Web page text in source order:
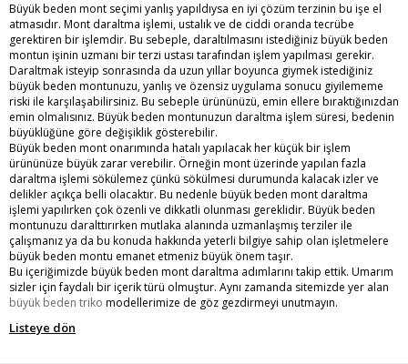
Büyük beden mont seçimi yanlış yapıldıysa en iyi çözüm terzinin bu işe el
atmasıdır. Mont daraltma işlemi, ustalık ve de ciddi oranda tecrübe
gerektiren bir işlemdir. Bu sebeple, daraltılmasını istediğiniz büyük beden
montun işinin uzmanı bir terzi ustası tarafından işlem yapılması gerekir.
Daraltmak isteyip sonrasında da uzun yıllar boyunca giymek istediğiniz
büyük beden montunuzu, yanlış ve özensiz uygulama sonucu giyilememe
riski ile karşılaşabilirsiniz. Bu sebeple ürününüzü, emin ellere bıraktığınızdan
emin olmalısınız. Büyük beden montunuzun daraltma işlem süresi, bedenin
büyüklüğüne göre değişiklik gösterebilir.
Büyük beden mont onarımında hatalı yapılacak her küçük bir işlem
ürününüze büyük zarar verebilir. Örneğin mont üzerinde yapılan fazla
daraltma işlemi sökülemez çünkü sökülmesi durumunda kalacak izler ve
delikler açıkça belli olacaktır. Bu nedenle büyük beden mont daraltma
işlemi yapılırken çok özenli ve dikkatli olunması gereklidir. Büyük beden
montunuzu daralttırırken mutlaka alanında uzmanlaşmış terziler ile
çalışmanız ya da bu konuda hakkında yeterli bilgiye sahip olan işletmelere
büyük beden montu emanet etmeniz büyük önem taşır.
Bu içeriğimizde büyük beden mont daraltma adımlarını takip ettik. Umarım
sizler için faydalı bir içerik türü olmuştur. Aynı zamanda sitemizde yer alan
büyük beden triko modellerimize de göz gezdirmeyi unutmayın.
Listeye dön